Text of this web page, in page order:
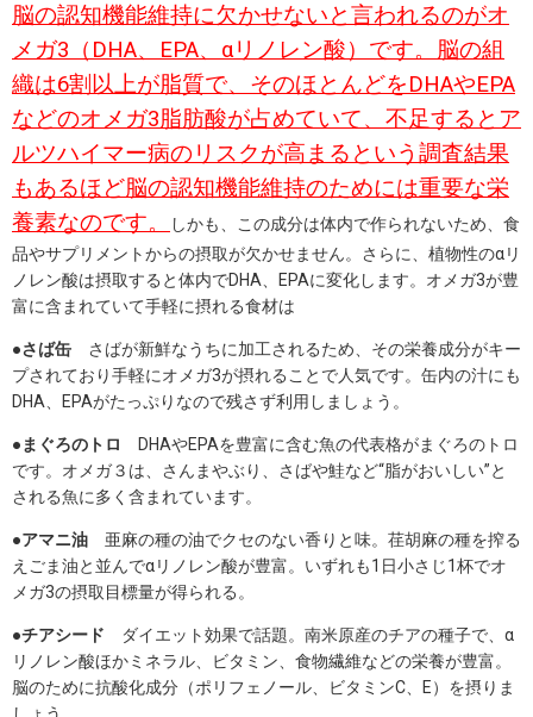
脳の認知機能維持に欠かせないと言われるのがオ
メガ3（DHA、EPA、αリノレン酸）です。脳の組
織は6割以上が脂質で、そのほとんどをDHAやEPA
などのオメガ3脂肪酸が占めていて、不足するとア
ルツハイマー病のリスクが高まるという調査結果
もあるほど脳の認知機能維持のためには重要な栄
養素なのです。
しかも、この成分は体内で作られないため、食
品やサプリメントからの摂取が欠かせません。さらに、植物性のαリ
ノレン酸は摂取すると体内でDHA、EPAに変化します。オメガ3が豊
富に含まれていて手軽に摂れる食材は
●さば缶 さばが新鮮なうちに加工されるため、その栄養成分がキー
プされており手軽にオメガ3が摂れることで人気です。缶内の汁にも
DHA、EPAがたっぷりなので残さず利用しましょう。
●まぐろのトロ
DHAやEPAを豊富に含む魚の代表格がまぐろのトロ
です。オメガ３は、さんまやぶり、さばや鮭など“脂がおいしい”と
される魚に多く含まれています。
●アマニ油 亜麻の種の油でクセのない香りと味。荏胡麻の種を搾る
えごま油と並んでαリノレン酸が豊富。いずれも1日小さじ1杯でオ
メガ3の摂取目標量が得られる。
●チアシード ダイエット効果で話題。南米原産のチアの種子で、α
リノレン酸ほかミネラル、ビタミン、食物繊維などの栄養が豊富。
脳のために抗酸化成分（ポリフェノール、ビタミンC、E）を摂りま